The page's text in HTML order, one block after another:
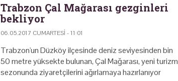
Trabzon Çal Mağarası gezginleri
bekliyor
06.05.2017 CUMARTESI - 11:01
Trabzon'un Düzköy ilçesinde deniz seviyesinden bin
50 metre yüksekte bulunan, Çal Mağarası, yeni turizm
sezonunda ziyaretçilerini ağırlamaya hazırlanıyor